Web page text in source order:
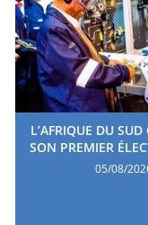
L’AFRIQUE DU
SON PREMIER
05/08/